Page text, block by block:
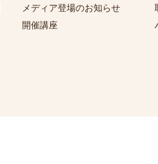
メディア登場のお知らせ
開催講座